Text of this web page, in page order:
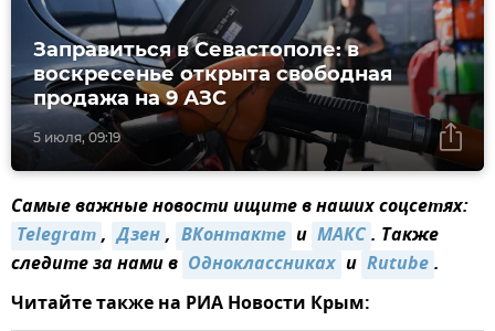
5 июля, 09:19
Заправиться в Севастополе: в
воскресенье открыта свободная
продажа на 9 АЗС
Самые важные новости ищите в наших соцсетях:
Telegram, Дзен, ВКонтакте и MAКС. Также
следите за нами в Одноклассниках и Rutube.
Читайте также на РИА Новости Крым: